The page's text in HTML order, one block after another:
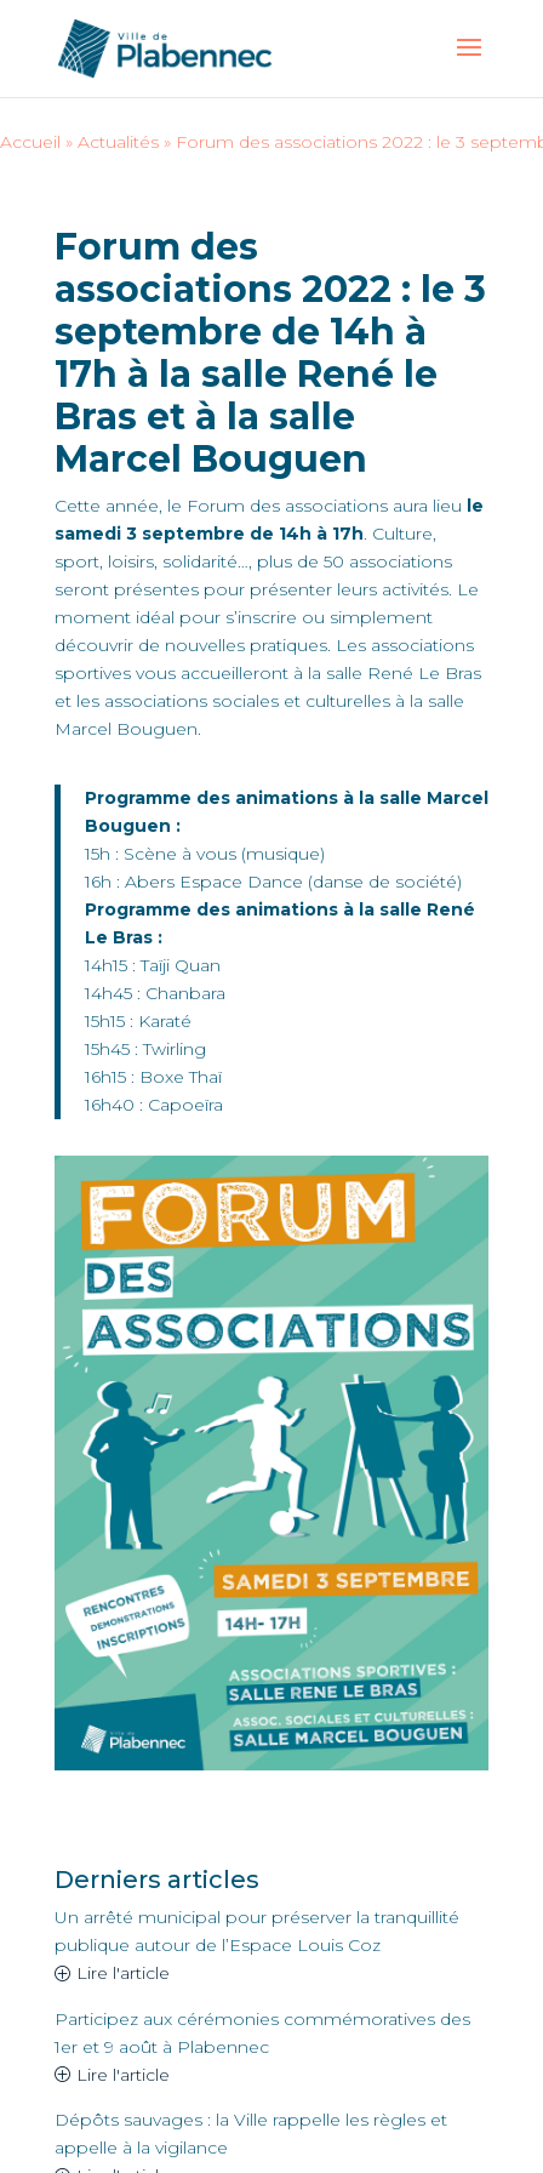
Accueil » Actualités » Forum des associations 2022 : le 3
Forum des
associations 2022 : le 3
septembre de 14h à
17h à la salle René le
Bras et à la salle
Marcel Bouguen
Cette année, le Forum des associations aura lieu le
samedi 3 septembre de 14h à 17h. Culture,
sport, loisirs, solidarité…, plus de 50 associations
seront présentes pour présenter leurs activités. Le
moment idéal pour s’inscrire ou simplement
découvrir de nouvelles pratiques. Les associations
sportives vous accueilleront à la salle René Le Bras
et les associations sociales et culturelles à la salle
Marcel Bouguen.
Programme des animations à la salle Marcel
Bouguen :
15h : Scène à vous (musique)
16h : Abers Espace Dance (danse de société)
Programme des animations à la salle René
Le Bras :
14h15 : Taïji Quan
14h45 : Chanbara
15h15 : Karaté
15h45 : Twirling
16h15 : Boxe Thaï
16h40 : Capoeïra
Derniers articles
Un arrêté municipal pour préserver la tranquillité
publique autour de l’Espace Louis Coz
Lire l'article
Participez aux cérémonies commémoratives des
1er et 9 août à Plabennec
Lire l'article
Dépôts sauvages : la Ville rappelle les règles et
appelle à la vigilance